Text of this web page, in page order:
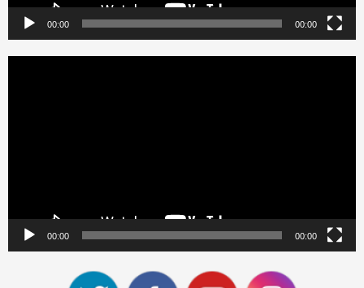
00:00 00:00
00:00 00:00